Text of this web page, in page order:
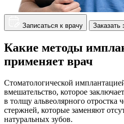
Записаться к врачу Заказать
Какие методы
применяет врач
Стоматологической
вмешательство, которое
в толщу альвеолярного отростка
стержней, которые заменяют
натуральных зубов.